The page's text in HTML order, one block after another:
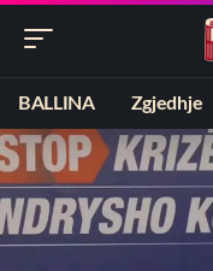
BALLINA Zgjedhje